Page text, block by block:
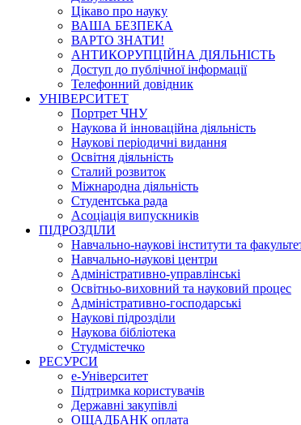
Цікаво про науку
ВАША БЕЗПЕКА
ВАРТО ЗНАТИ!
АНТИКОРУПЦІЙНА ДІЯЛЬНІСТЬ
Доступ до публічної інформації
Телефонний довідник
УНІВЕРСИТЕТ
Портрет ЧНУ
Наукова й інноваційна діяльність
Наукові періодичні видання
Освітня діяльність
Сталий розвиток
Міжнародна діяльність
Студентська рада
Асоціація випускників
ПІДРОЗДІЛИ
Навчально-наукові інститути та
Навчально-наукові центри
Адміністративно-управлінські
Освітньо-виховний та науковий процес
Адміністративно-господарські
Наукові підрозділи
Наукова бібліотека
Студмістечко
РЕСУРСИ
е-Університет
Підтримка користувачів
Державні закупівлі
ОЩАДБАНК оплата